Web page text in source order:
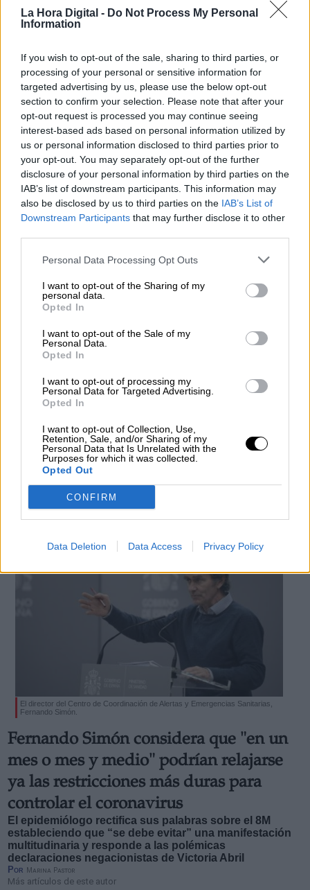
La Hora Digital - Do Not Process My Personal
Information
If you wish to opt-out of the sale, sharing to third parties, or
processing of your personal or sensitive information for
targeted advertising by us, please use the below opt-out
section to confirm your selection. Please note that after your
opt-out request is processed you may continue seeing
interest-based ads based on personal information utilized by
us or personal information disclosed to third parties prior to
your opt-out. You may separately opt-out of the further
disclosure of your personal information by third parties on the
IAB’s list of downstream participants. This information may
also be disclosed by us to third parties on the IAB’s List of
Downstream Participants that may further disclose it to other
Personal Data Processing Opt Outs
I want to opt-out of the Sharing of my
personal data.
Opted In
I want to opt-out of the Sale of my
Personal Data.
Opted In
I want to opt-out of processing my
Personal Data for Targeted Advertising.
Opted In
I want to opt-out of Collection, Use,
Retention, Sale, and/or Sharing of my
Personal Data that Is Unrelated with the
Purposes for which it was collected.
Opted Out
CONFIRM
Data Deletion Data Access Privacy Policy
Sanidad notifica a los hospitales cómo
debe programar las cirugias durante la
pandemia
PorPatricia Arredondo
Más artículos de este autor
Más de la mitad de España está en
condiciones de reabrir sus escuelas
Facundo Caín Sagárnaga Giles
Más artículos de este autor
El director del Centro de Coordinación de Alertas y Emergencias Sanitarias,
Fernando Simón.
Fernando Simón considera que "en un
mes o mes y medio" podrían relajarse
ya las restricciones más duras para
controlar el coronavirus
El epidemiólogo rectifica sus palabras sobre el 8M
estableciendo que “se debe evitar” una manifestación
multitudinaria y responde a las polémicas
declaraciones negacionistas de Victoria Abril
Por Marina Pastor
Más artículos de este autor